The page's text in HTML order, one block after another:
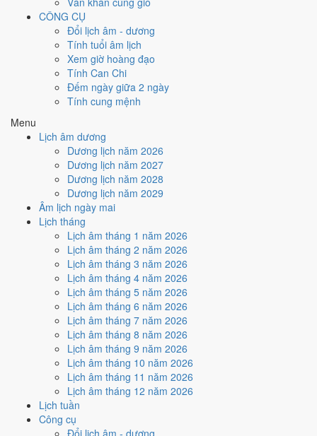
CÔNG CỤ
Đổi lịch âm - dương
Tính tuổi âm lịch
Xem giờ hoàng đạo
Tính Can Chi
Đếm ngày giữa 2 ngày
Tính cung mệnh
Menu
Lịch âm dương
Dương lịch năm 2026
Dương lịch năm 2027
Dương lịch năm 2028
Dương lịch năm 2029
Âm lịch ngày mai
Lịch tháng
Lịch âm tháng 1 năm 2026
Lịch âm tháng 2 năm 2026
Lịch âm tháng 3 năm 2026
Lịch âm tháng 4 năm 2026
Lịch âm tháng 5 năm 2026
Lịch âm tháng 6 năm 2026
Lịch âm tháng 7 năm 2026
Lịch âm tháng 8 năm 2026
Lịch âm tháng 9 năm 2026
Lịch âm tháng 10 năm 2026
Lịch âm tháng 11 năm 2026
Lịch âm tháng 12 năm 2026
Lịch tuần
Công cụ
Đổi lịch âm - dương
Cách tính ngày tốt
Khai trương - mở cửa hàng
Trung bình
Khai trương - mở cửa hàng hôm nay ở
nhờ hợp Trực Mãn, nhưng Sao Nguy và Ngày Hắc Đạo kéo
giảm điểm.
🤝
Ký hợp đồng - giao ước
4
/10Trung bình
Ký hợp đồng - giao ước hôm nay ở
Ngày Hắc Đạogây bất lợi.
Cách tính ngày tốt
🏗️ Động thổ - khởi công
6
/10Tốt
Động thổ - khởi công hôm nay ởmức tốt (6/10)
, nhưng Ngày Hắc Đạo kéo giảm điểm.
Cách tính ngày tốt
Nhập trạch - vào nhà mới
Trung bình
Nhập trạch - vào nhà mới hôm nay ở
Ngày Hắc Đạogây bất lợi.
Cách tính ngày tốt
Mua xe - tậu xe
Tốt
Mua xe - tậu xe hôm nay ởmức tốt (6/10)
nhưng Ngày Hắc Đạo kéo giảm điểm.
Cách tính ngày tốt